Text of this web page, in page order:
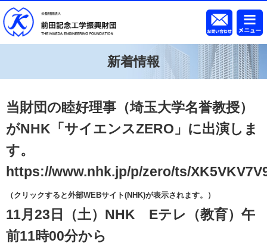
新着情報
当財団の睦好理事（埼玉大学名誉教授）
がNHK「サイエンスZERO」に出演しま
す。
https://www.nhk.jp/p/zero/ts/
（クリックすると外部WEBサイト(NHK)が表示されます。）
11月23日（土）NHK Eテレ（教育）午
前11時00分から